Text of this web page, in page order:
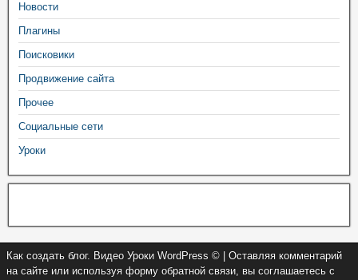
Новости
Плагины
Поисковики
Продвижение сайта
Прочее
Социальные сети
Уроки
Как создать блог. Видео Уроки WordPress © | Оставляя комментарий
на сайте или используя форму обратной связи, вы соглашаетесь с